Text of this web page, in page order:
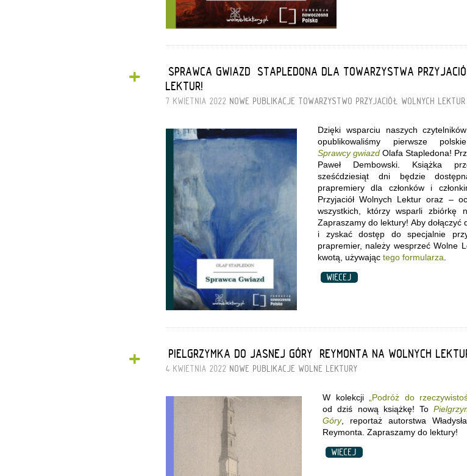
+
„SPRAWCA GWIAZD” STAPLEDONA DLA TOWARZYSTWA
LEKTUR!
7 KWIETNIA 2022 NOWE PUBLIKACJE TOWARZYSTWO PRZYJACIÓŁ WOLNYCH LEKTUR
Dzięki wsparciu naszych
opublikowaliśmy pierwsze
Sprawcy gwiazd Olafa Stapledona!
Paweł Dembowski. Książka
sześćdziesiąt dni będzie
prapremiery dla członków i
Przyjaciół Wolnych Lektur oraz –
wszystkich, którzy wsparli zbiórkę
Zapraszamy do lektury! Aby dołączyć
i zyskać dostęp do specjalnie
prapremier, należy wesprzeć Wolne
kwotą, używając tego formularza
WIĘCEJ
+ „PIELGRZYMKA DO JASNEJ GÓRY” REYMONTA NA WOLNYCH
4 KWIETNIA 2022 NOWE PUBLIKACJE WOLNE LEKTURY
W kolekcji „Podróż do
od dziś nową książkę! To
Góry, reportaż autorstwa
Reymonta. Zapraszamy do lektury!
WIĘCEJ